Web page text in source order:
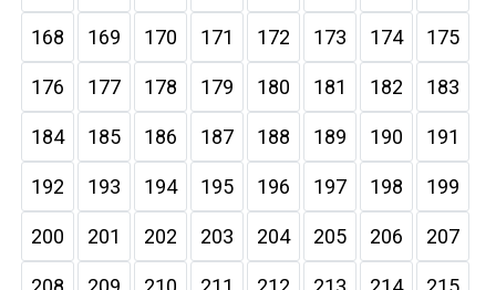
168 169 170 171 172 173 174 175
176 177 178 179 180 181 182 183
184 185 186 187 188 189 190 191
192 193 194 195 196 197 198 199
200 201 202 203 204 205 206 207